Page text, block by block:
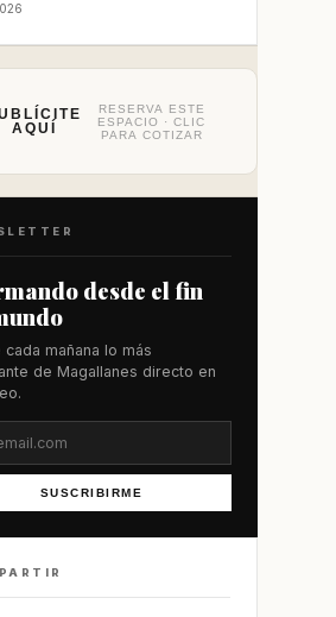
AQUÍ
RESERVA ESTE
ESPACIO · CLIC
PARA COTIZAR
desde el fin
cada mañana lo más
de Magallanes directo en
SUSCRIBIRME